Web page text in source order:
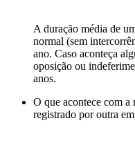
A duração média de
normal (sem
ano. Caso aconteça
oposição ou
anos.
O que acontece com a
registrado por outra